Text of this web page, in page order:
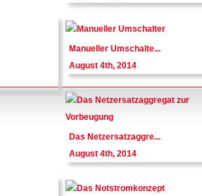
Manueller Umschalte...
August 4th, 2014
Das Netzersatzaggre...
August 4th, 2014